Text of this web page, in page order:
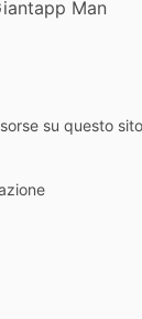
Man
su questo